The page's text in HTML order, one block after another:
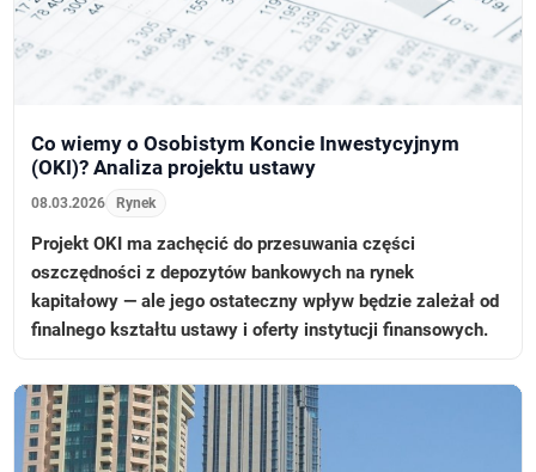
Co wiemy o Osobistym Koncie Inwestycyjnym
(OKI)? Analiza projektu ustawy
08.03.2026 Rynek
Projekt OKI ma zachęcić do przesuwania części
oszczędności z depozytów bankowych na rynek
kapitałowy — ale jego ostateczny wpływ będzie zależał od
finalnego kształtu ustawy i oferty instytucji finansowych.